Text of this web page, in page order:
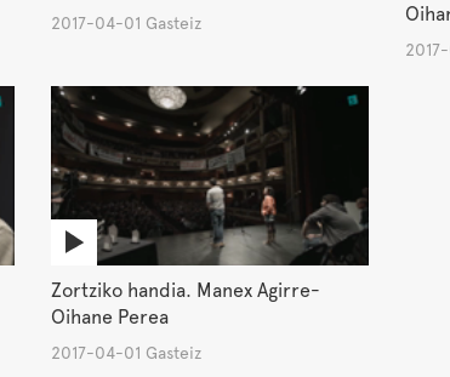
2017-04-01 Gasteiz
Zortziko handia. Manex Agirre-
Oihane Perea
2017-04-01 Gasteiz